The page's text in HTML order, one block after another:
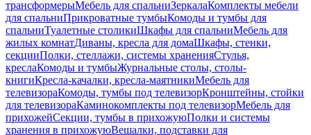
трансформерыМебель для спальниЗеркалаКомплекты мебели
для спальниПрикроватные тумбыКомоды и тумбы для
спальниТуалетные столикиШкафы для спальниМебель для
жилых комнатДиваны, кресла для домаШкафы, стенки,
секцииПолки, стеллажи, системы храненияСтулья,
креслаКомоды и тумбыЖурнальные столы, столы-
книгиКресла-качалки, кресла-маятникиМебель для
телевизораКомоды, тумбы под телевизорКронштейны, стойки
для телевизораКаминокомплекты под телевизорМебель для
прихожейСекции, тумбы в прихожуюПолки и системы
хранения в прихожуюВешалки, подставки для